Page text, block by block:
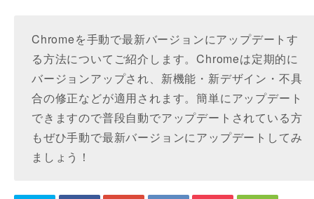
Chromeを手動で最新バージョンにアップデートす
る方法についてご紹介します。Chromeは定期的に
バージョンアップされ、新機能・新デザイン・不具
合の修正などが適用されます。簡単にアップデート
できますので普段自動でアップデートされている方
もぜひ手動で最新バージョンにアップデートしてみ
ましょう！